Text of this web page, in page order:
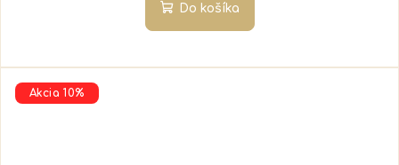
Do košíka
Akcia 10%